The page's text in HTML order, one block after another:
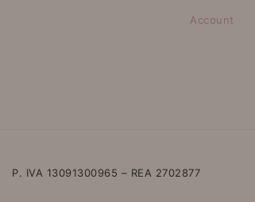
Account
P. IVA 13091300965 – REA 2702877